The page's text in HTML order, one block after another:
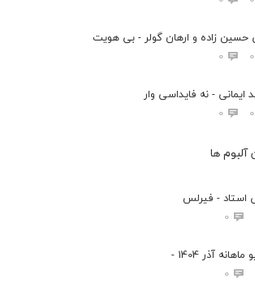
حسین زاده و ارهان گولر - بی هویت
0
0
ایمانی - نه فایداسی وار
0
0
ها
استاد - فیرلس
0
آذر 1404 -
0